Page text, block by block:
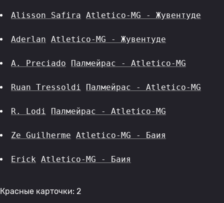
Alisson Safira Atletico-MG - Жувентуде
Aderlan Atletico-MG - Жувентуде
A. Preciado Палмейрас - Atletico-MG
Ruan Tressoldi Палмейрас - Atletico-MG
R. Lodi Палмейрас - Atletico-MG
Ze Guilherme Atletico-MG - Баия
Erick Atletico-MG - Баия
Красные карточки: 2